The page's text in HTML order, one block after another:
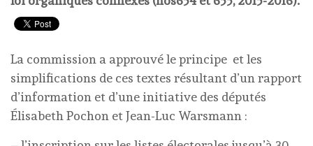
La commission a approuvé le principe et les
simplifications de ces textes résultant d’un rapport
d’information et d’une initiative des députés
Élisabeth Pochon et Jean-Luc Warsmann :